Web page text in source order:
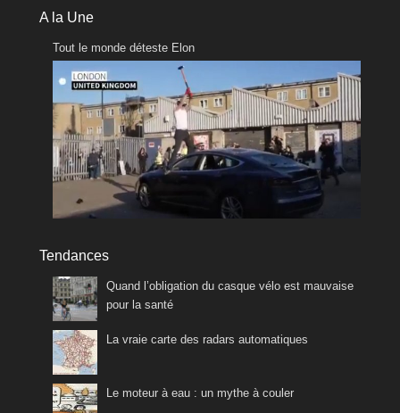
A la Une
Tout le monde déteste Elon
Tendances
Quand l’obligation du casque vélo est mauvaise
pour la santé
La vraie carte des radars automatiques
Le moteur à eau : un mythe à couler